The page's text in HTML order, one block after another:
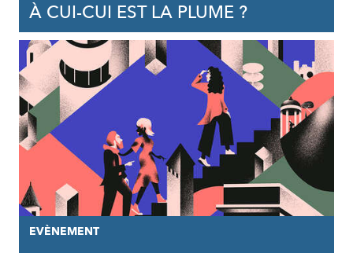
À CUI-CUI EST LA PLUME ?
EVÈNEMENT